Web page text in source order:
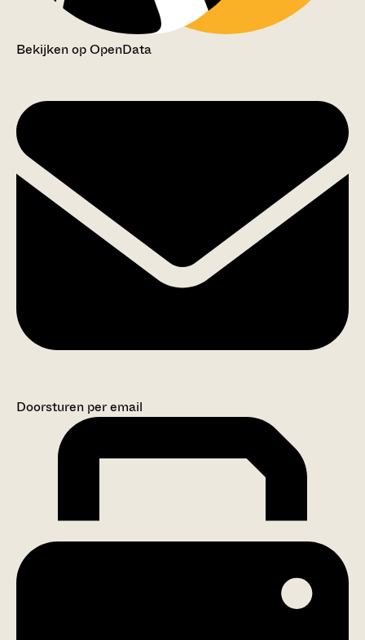
Bekijken op OpenData
Doorsturen per email